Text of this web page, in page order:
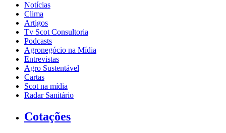
Notícias
Clima
Artigos
Tv Scot Consultoria
Podcasts
Agronegócio na Mídia
Entrevistas
Agro Sustentável
Cartas
Scot na mídia
Radar Sanitário
Cotações